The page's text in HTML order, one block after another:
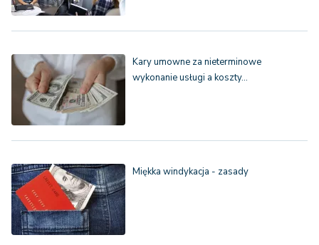
Kary umowne za nieterminowe
wykonanie usługi a koszty…
Miękka windykacja - zasady